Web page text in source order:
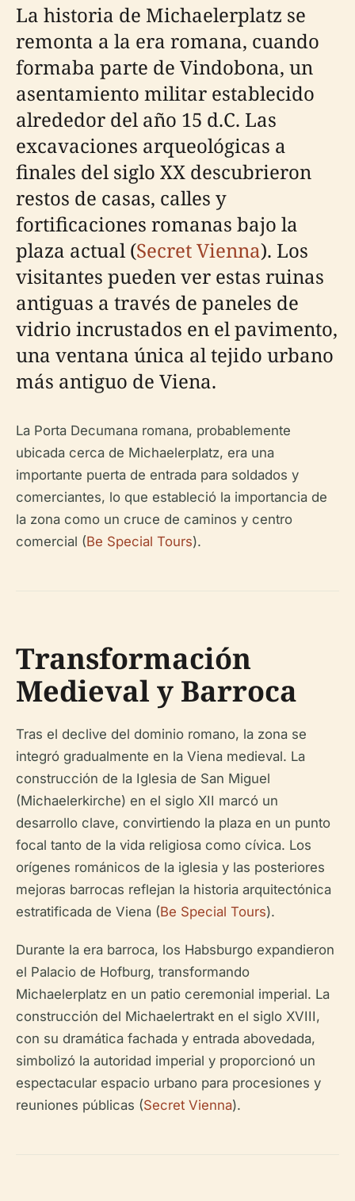
La historia de Michaelerplatz se
remonta a la era romana, cuando
formaba parte de Vindobona, un
asentamiento militar establecido
alrededor del año 15 d.C. Las
excavaciones arqueológicas a
finales del siglo XX descubrieron
restos de casas, calles y
fortificaciones romanas bajo la
plaza actual (Secret Vienna). Los
visitantes pueden ver estas ruinas
antiguas a través de paneles de
vidrio incrustados en el pavimento,
una ventana única al tejido urbano
más antiguo de Viena.
La Porta Decumana romana, probablemente
ubicada cerca de Michaelerplatz, era una
importante puerta de entrada para soldados y
comerciantes, lo que estableció la importancia de
la zona como un cruce de caminos y centro
comercial (Be Special Tours).
Transformación
Medieval y Barroca
Tras el declive del dominio romano, la zona se
integró gradualmente en la Viena medieval. La
construcción de la Iglesia de San Miguel
(Michaelerkirche) en el siglo XII marcó un
desarrollo clave, convirtiendo la plaza en un punto
focal tanto de la vida religiosa como cívica. Los
orígenes románicos de la iglesia y las posteriores
mejoras barrocas reflejan la historia arquitectónica
estratificada de Viena (Be Special Tours).
Durante la era barroca, los Habsburgo expandieron
el Palacio de Hofburg, transformando
Michaelerplatz en un patio ceremonial imperial. La
construcción del Michaelertrakt en el siglo XVIII,
con su dramática fachada y entrada abovedada,
simbolizó la autoridad imperial y proporcionó un
espectacular espacio urbano para procesiones y
reuniones públicas (Secret Vienna).